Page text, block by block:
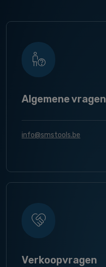
Algemene vragen
info@smstools.be
Verkoopvragen